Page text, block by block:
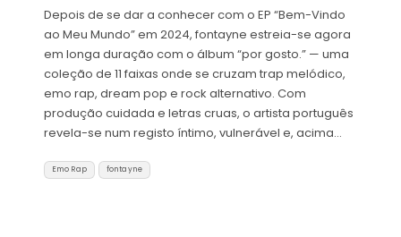
Depois de se dar a conhecer com o EP “Bem-Vindo
ao Meu Mundo” em 2024, fontayne estreia-se agora
em longa duração com o álbum “por gosto.” — uma
coleção de 11 faixas onde se cruzam trap melódico,
emo rap, dream pop e rock alternativo. Com
produção cuidada e letras cruas, o artista português
revela-se num registo íntimo, vulnerável e, acima…
Emo Rap fontayne